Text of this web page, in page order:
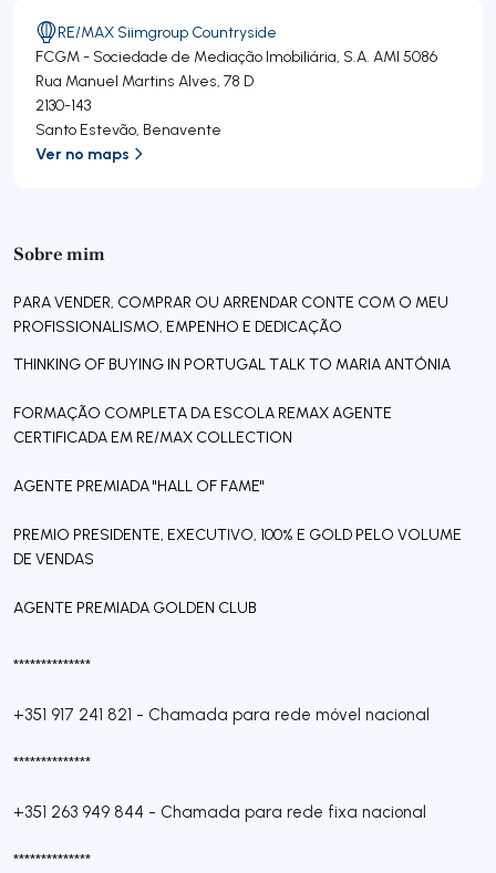
Sobre mim
PARA VENDER, COMPRAR OU ARRENDAR CONTE COM O MEU
PROFISSIONALISMO, EMPENHO E DEDICAÇÃO
THINKING OF BUYING IN PORTUGAL TALK TO MARIA ANTÓNIA
FORMAÇÃO COMPLETA DA ESCOLA REMAX AGENTE
CERTIFICADA EM RE/MAX COLLECTION
AGENTE PREMIADA "HALL OF FAME"
PREMIO PRESIDENTE, EXECUTIVO, 100% E GOLD PELO VOLUME
DE VENDAS
AGENTE PREMIADA GOLDEN CLUB
**************
+351 917 241 821 - Chamada para rede móvel nacional
**************
+351 263 949 844 - Chamada para rede fixa nacional
**************
RE/MAX Siimgroup Countryside
FCGM - Sociedade de Mediação Imobiliária, S.A. AMI 5086
Rua Manuel Martins Alves, 78 D
2130-143
Santo Estevão, Benavente
Ver no maps